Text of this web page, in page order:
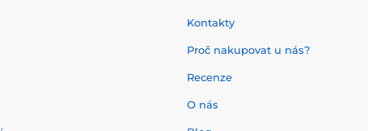
Kontakty
Proč nakupovat u nás?
Recenze
O nás